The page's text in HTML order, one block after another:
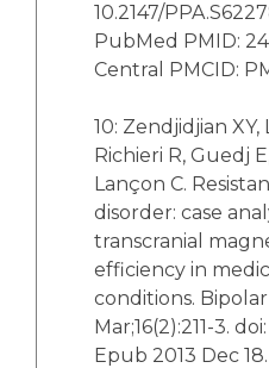
10.2147/
PubMed PMID:
Central PMCID:
10: Zendjidjian
Richieri R, Guedj
Lançon C.
disorder: case
transcranial
efficiency in
conditions.
Mar;16(2):211-3. doi:
Epub 2013 Dec